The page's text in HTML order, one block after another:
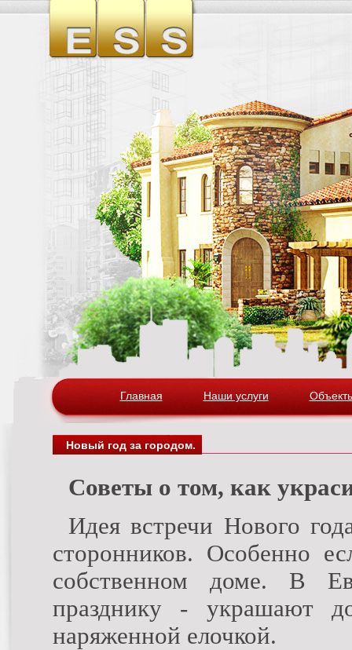
Главная Наши услуги
Новый год за городом.
Советы о том, как
Идея встречи Нового
сторонников. Особенно
собственном доме. В
празднику - украшают
наряженной елочкой.